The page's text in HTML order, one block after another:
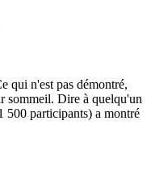
qui n'est pas démontré,
sommeil. Dire à quelqu'un
500 participants) a montré